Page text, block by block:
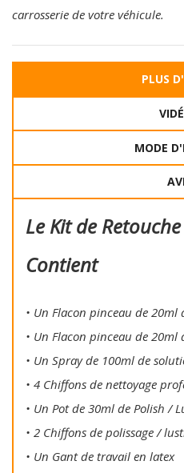
carrosserie de votre véhicule.
PLUS
MODE
Le Kit de
Contient
• Un Flacon pinceau de 20ml
• Un Flacon pinceau de 20ml
• Un Spray de 100ml de
• 4 Chiffons de nettoyage
• Un Pot de 30ml de Polish /
• 2 Chiffons de polissage /
• Un Gant de travail en latex